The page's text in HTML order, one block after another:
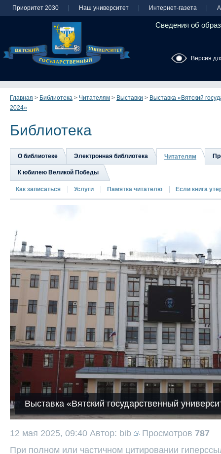
Приоритет 2030 Наш университет Интернет-газета
Сведения об
Версия
Главная > Библиотека > Читателям > Выставки > Выставка «Вятский
2024»
Библиотека
О библиотеке Электронная библиотека Читателям
К юбилею Великой Победы
Как записаться Услуги Памятка читателю Если книга
Выставка «Вятский государственный
12 мая 2025, 09:40 Автор: bib Просмотров 787
При полном или частичном цитировании